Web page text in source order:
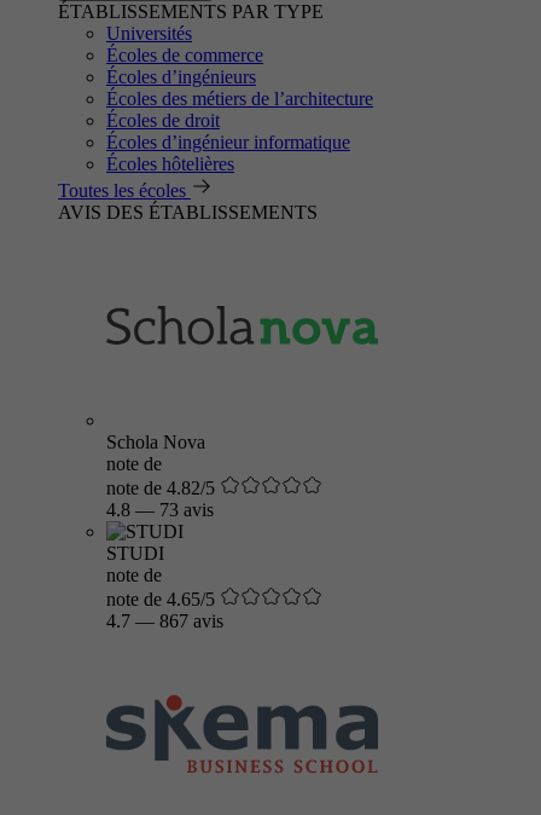
ÉTABLISSEMENTS PAR TYPE
Universités
Écoles de commerce
Écoles d’ingénieurs
Écoles des métiers de l’architecture
Écoles de droit
Écoles d’ingénieur informatique
Écoles hôtelières
Toutes les écoles
AVIS DES ÉTABLISSEMENTS
Schola Nova
note de
note de 4.82/5
4.8 — 73 avis
STUDI
note de
note de 4.65/5
4.7 — 867 avis